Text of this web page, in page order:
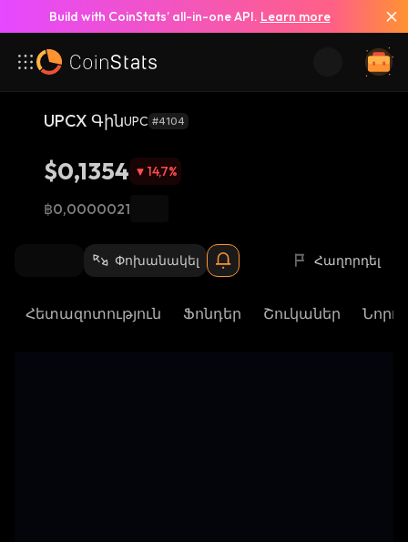
Build with CoinStats’ all-in-one API. Learn more
UPCX ԳինUPC #4104
$0,1354 14,7%
฿0,0000021
Փոխանակել Հաղորդել
Հետազոտություն Ֆոնդեր Շուկաներ